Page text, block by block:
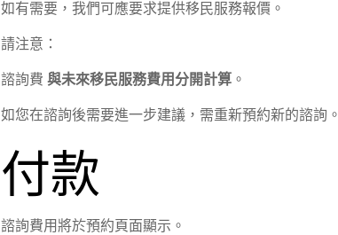
如有需要，我們可應要求提供移民服務報價。
請注意：
諮詢費 與未來移民服務費用分開計算 。
如您在諮詢後需要進一步建議，需重新預約新的諮詢。
付款
諮詢費用將於預約頁面顯示。